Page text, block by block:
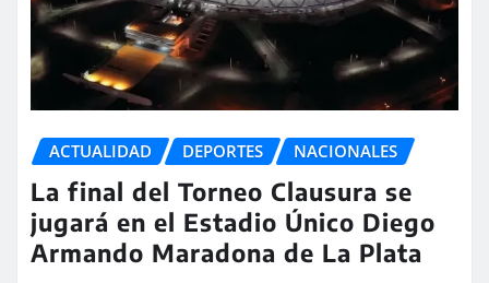
ACTUALIDAD DEPORTES NACIONALES
La final del Torneo Clausura se
jugará en el Estadio Único Diego
Armando Maradona de La Plata